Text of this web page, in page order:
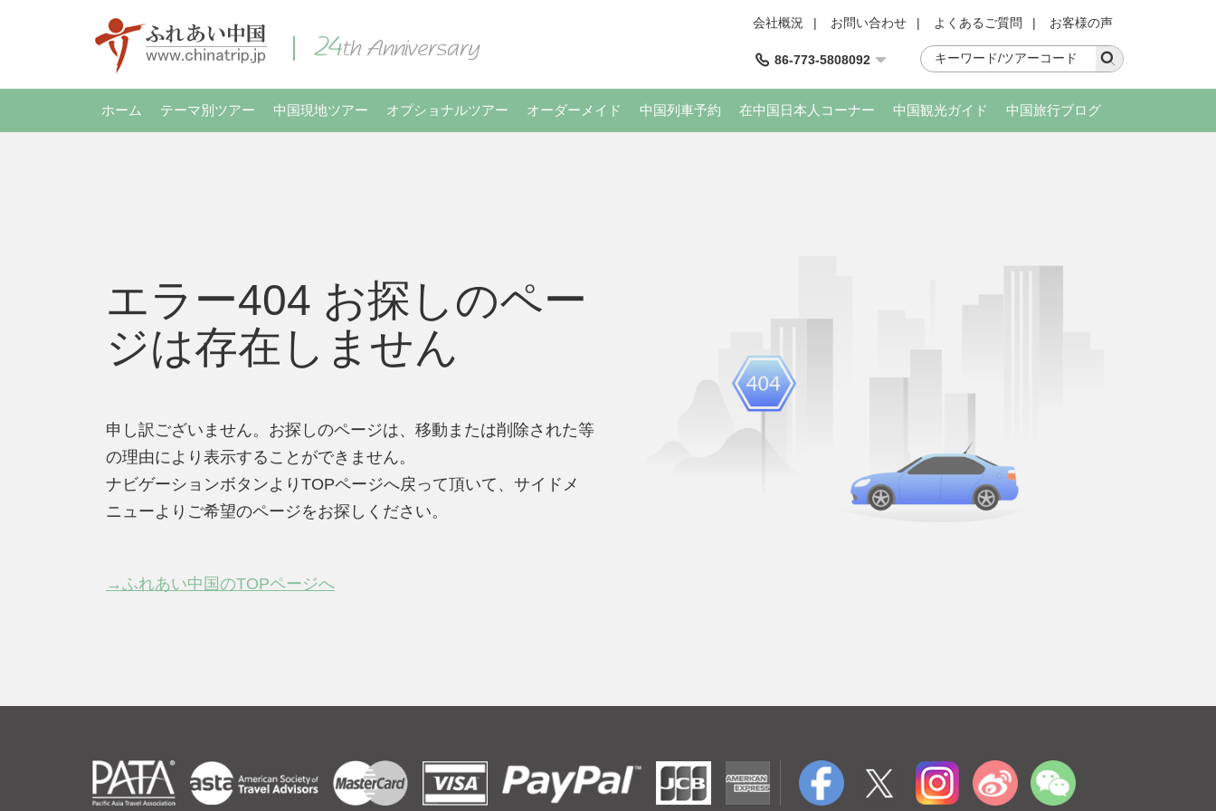
会社概況 | お問い合わせ | よくあるご質問 | お客様の声
86-773-5808092
ホーム テーマ別ツアー 中国現地ツアー オプショナルツアー オーダーメイド 中国列車予約 在中国日本人コーナー 中国観光ガイド 中国旅行ブログ
エラー404 お探しのペー
ジは存在しません
申し訳ございません。お探しのページは、移動または削除された等
の理由により表示することができません。
ナビゲーションボタンよりTOPページへ戻って頂いて、サイドメ
ニューよりご希望のページをお探しください。
→ふれあい中国のTOPページへ